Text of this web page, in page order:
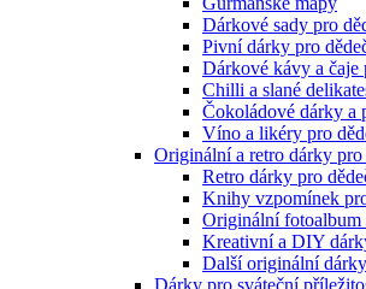
Dárkové sady pro
Pivní dárky pro
Dárkové kávy a čaje
Chilli a slané
Čokoládové dárky a
Víno a likéry pro
Originální a retro dárky pro
Retro dárky pro
Knihy vzpomínek
Originální fotoalbum
Kreativní a DIY
Další originální
Dárky pro sváteční